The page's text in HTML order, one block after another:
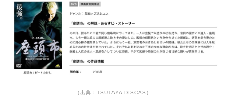
（出典：TSUTAYA DISCAS）